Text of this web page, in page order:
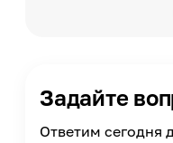
Задайте
Ответим сегодня